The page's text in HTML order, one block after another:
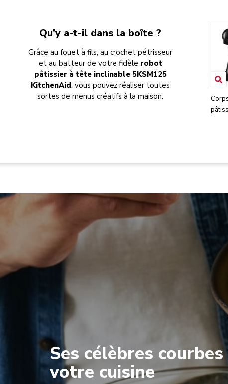
Qu’y a-t-il dans la boîte ?
Grâce au fouet à fils, au crochet pétrisseur
et au batteur de votre fidèle robot
pâtissier à tête inclinable 5KSM125
KitchenAid, vous pouvez réaliser toutes
sortes de menus créatifs à la maison.
Ses célèbres
votre cuisine